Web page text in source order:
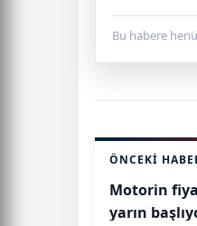
Bu habere
ÖNCEKI
Motorin
yarın